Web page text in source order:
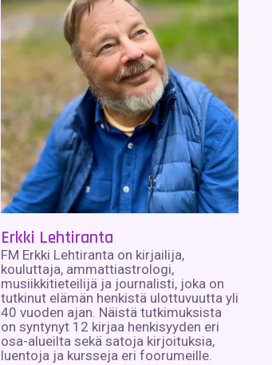
Erkki Lehtiranta
FM Erkki Lehtiranta on kirjailija,
kouluttaja, ammattiastrologi,
musiikkitieteilijä ja journalisti, joka on
tutkinut elämän henkistä ulottuvuutta yli
40 vuoden ajan. Näistä tutkimuksista
on syntynyt 12 kirjaa henkisyyden eri
osa-alueilta sekä satoja kirjoituksia,
luentoja ja kursseja eri foorumeille.